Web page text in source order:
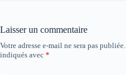
Laisser un commentaire
Votre adresse e-mail ne sera pas publiée.
indiqués avec *
A
l